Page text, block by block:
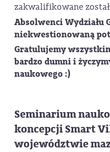
zakwalifikowane
Absolwenci Wydziału
niekwestionowaną
Gratulujemy
bardzo dumni i
naukowego :)
Seminarium
koncepcji Smart
województwie